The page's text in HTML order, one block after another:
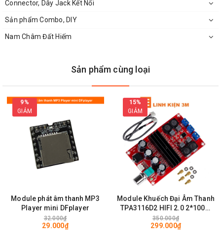
Chi Tiết
Thiết kế nhỏ gọn
Dễ sử dụng: chỉ việc hàn theo đúng ký hiệu
Connector, Dây Jack Kết Nối
Sản phẩm Combo, DIY
Nam Châm Đất Hiếm
Sản phẩm cùng loại
9%
GIẢM
Module phát âm thanh MP3
Player mini DFplayer
32.000₫
29.000₫
15%
GIẢM
Module Khuếch Đại Âm Thanh
TPA3116D2 HIFI 2.0 2*100W
12-24VDC 4-8 ohms
350.000₫
299.000₫